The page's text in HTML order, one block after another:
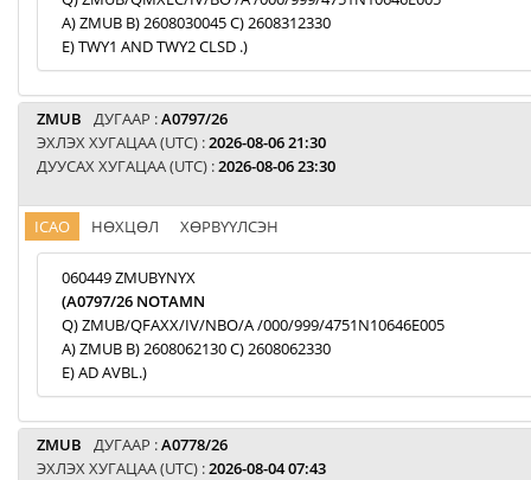
A) ZMUB B) 2608030045 C) 2608312330
E) TWY1 AND TWY2 CLSD .)
ZMUB ДУГААР :A0797/26
ЭХЛЭХ ХУГАЦАА (UTC) :2026-08-06 21:30
ДУУСАХ ХУГАЦАА (UTC) :2026-08-06 23:30
ICAO НӨХЦӨЛ ХӨРВҮҮЛСЭН
060449 ZMUBYNYX
(A0797/26 NOTAMN
Q) ZMUB/QFAXX/IV/NBO/A /000/999/4751N10646E005
A) ZMUB B) 2608062130 C) 2608062330
E) AD AVBL.)
ZMUB ДУГААР :A0778/26
ЭХЛЭХ ХУГАЦАА (UTC) :2026-08-04 07:43